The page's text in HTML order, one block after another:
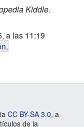
Kiddle.
a las 11:19
.
CC BY-SA 3.0, a
de la